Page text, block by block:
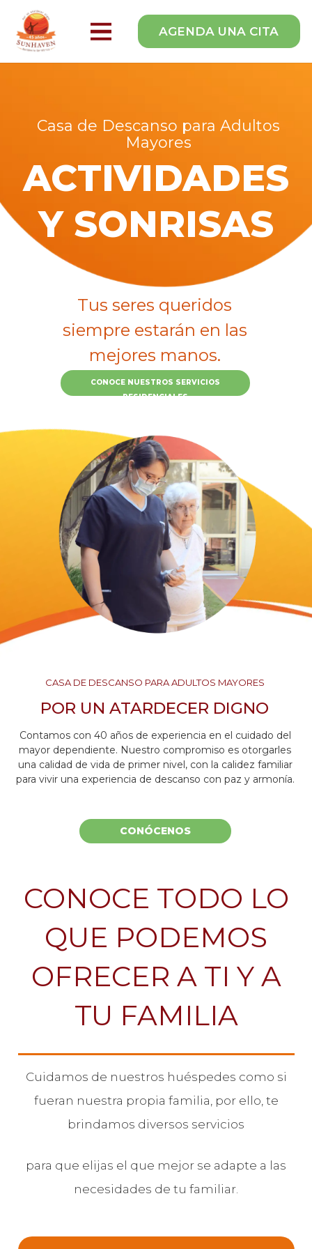
AGENDA UNA CITA
ACTIVIDADES
Y SONRISAS
Casa de Descanso para Adultos
Mayores
Tus seres queridos
siempre estarán en las
mejores manos.
CONOCE NUESTROS SERVICIOS
RESIDENCIALES
CONÓCENOS
Contamos con 40 años de experiencia en el cuidado del
mayor dependiente. Nuestro compromiso es otorgarles
una calidad de vida de primer nivel, con la calidez familiar
para vivir una experiencia de descanso con paz y armonía.
CASA DE DESCANSO PARA ADULTOS MAYORES
POR UN ATARDECER DIGNO
CONOCE TODO LO
QUE PODEMOS
OFRECER A TI Y A
TU FAMILIA
Cuidamos de nuestros huéspedes como si
fueran nuestra propia familia, por ello, te
brindamos diversos servicios
para que elijas el que mejor se adapte a las
necesidades de tu familiar.